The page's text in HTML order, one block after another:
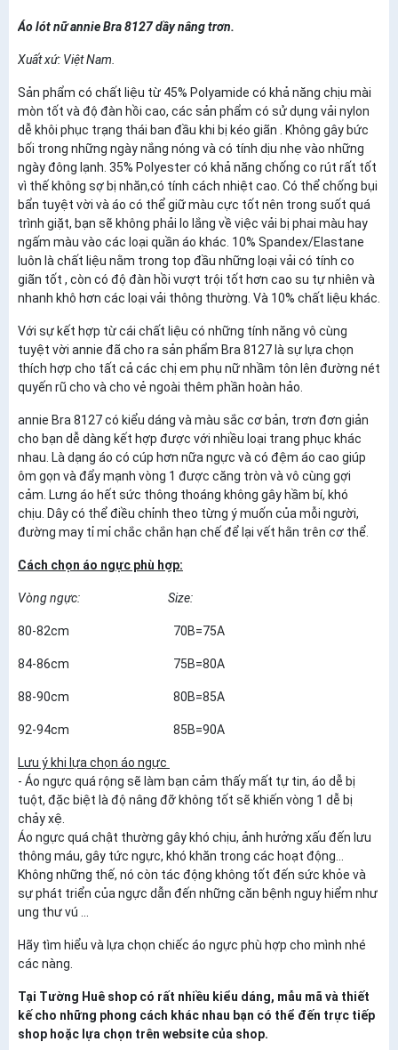
Áo lót nữ annie Bra 8127 dầy nâng trơn.
Xuất xứ: Việt Nam.
Sản phẩm có chất liệu từ 45% Polyamide có khả năng chịu mài
mòn tốt và độ đàn hồi cao, các sản phẩm có sử dụng vải nylon
dễ khôi phục trạng thái ban đầu khi bị kéo giãn . Không gây bức
bối trong những ngày nắng nóng và có tính dịu nhẹ vào những
ngày đông lạnh. 35% Polyester có khả năng chống co rút rất tốt
vì thế không sợ bị nhăn,có tính cách nhiệt cao. Có thể chống bụi
bẩn tuyệt vời và áo có thể giữ màu cực tốt nên trong suốt quá
trình giặt, bạn sẽ không phải lo lắng về việc vải bị phai màu hay
ngấm màu vào các loại quần áo khác. 10% Spandex/Elastane
luôn là chất liệu nằm trong top đầu những loại vải có tính co
giãn tốt , còn có độ đàn hồi vượt trội tốt hơn cao su tự nhiên và
nhanh khô hơn các loại vải thông thường. Và 10% chất liệu khác.
Với sự kết hợp từ cái chất liệu có những tính năng vô cùng
tuyệt vời annie đã cho ra sản phẩm Bra 8127 là sự lựa chọn
thích hợp cho tất cả các chị em phụ nữ nhầm tôn lên đường nét
quyến rũ cho và cho vẻ ngoài thêm phần hoàn hảo.
annie Bra 8127 có kiểu dáng và màu sắc cơ bản, trơn đơn giản
cho bạn dễ dàng kết hợp được với nhiều loại trang phục khác
nhau. Là dạng áo có cúp hơn nữa ngực và có đệm áo cao giúp
ôm gọn và đẩy mạnh vòng 1 được căng tròn và vô cùng gợi
cảm. Lưng áo hết sức thông thoáng không gây hầm bí, khó
chịu. Dây có thể điều chỉnh theo từng ý muốn của mỗi người,
đường may tỉ mỉ chắc chắn hạn chế để lại vết hằn trên cơ thể.
Cách chọn áo ngực phù hợp:
Vòng ngực: Size:
80-82cm 70B=75A
84-86cm 75B=80A
88-90cm 80B=85A
92-94cm 85B=90A
Lưu ý khi lựa chọn áo ngực
- Áo ngực quá rộng sẽ làm bạn cảm thấy mất tự tin, áo dễ bị
tuột, đặc biệt là độ nâng đỡ không tốt sẽ khiến vòng 1 dễ bị
chảy xệ.
Áo ngực quá chật thường gây khó chịu, ảnh hưởng xấu đến lưu
thông máu, gây tức ngực, khó khăn trong các hoạt động...
Không những thế, nó còn tác động không tốt đến sức khỏe và
sự phát triển của ngực dẫn đến những căn bệnh nguy hiểm như
ung thư vú ...
Hãy tìm hiểu và lựa chọn chiếc áo ngực phù hợp cho mình nhé
các nàng.
Tại Tường Huê shop có rất nhiều kiểu dáng, mẫu mã và thiết
kế cho những phong cách khác nhau bạn có thể đến trực tiếp
shop hoặc lựa chọn trên website của shop.